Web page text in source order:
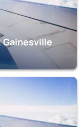
Gainesville